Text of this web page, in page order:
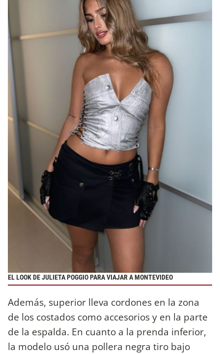
EL LOOK DE JULIETA POGGIO PARA VIAJAR A MONTEVIDEO
Además, superior lleva cordones en la zona
de los costados como accesorios y en la parte
de la espalda. En cuanto a la prenda inferior,
la modelo usó una pollera negra tiro bajo